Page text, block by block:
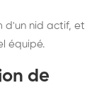
d'un nid actif, et
équipé.
de